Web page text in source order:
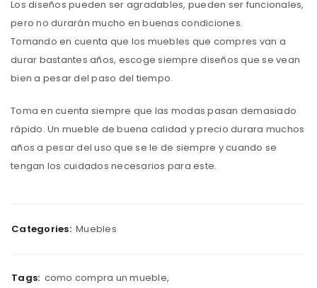
Los diseños pueden ser agradables, pueden ser funcionales,
pero no durarán mucho en buenas condiciones.
Tomando en cuenta que los muebles que compres van a
durar bastantes años, escoge siempre diseños que se vean
bien a pesar del paso del tiempo.
Toma en cuenta siempre que las modas pasan demasiado
rápido. Un mueble de buena calidad y precio durara muchos
años a pesar del uso que se le de siempre y cuando se
tengan los cuidados necesarios para este.
Categories: Muebles
Tags: como compra un mueble,